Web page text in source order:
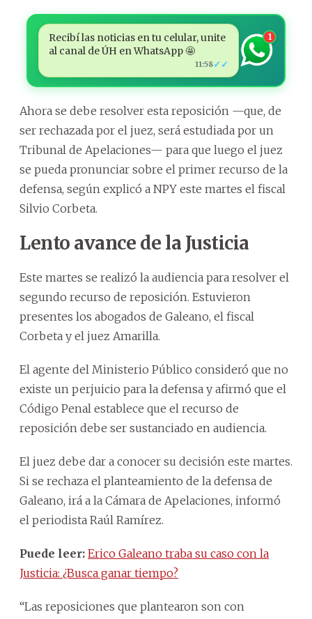
Recibí las noticias en tu celular, unite
al canal de ÚH en WhatsApp 🤩
11:58✓✓
1
Ahora se debe resolver esta reposición —que, de
ser rechazada por el juez, será estudiada por un
Tribunal de Apelaciones— para que luego el juez
se pueda pronunciar sobre el primer recurso de la
defensa, según explicó a NPY este martes el fiscal
Silvio Corbeta.
Lento avance de la Justicia
Este martes se realizó la audiencia para resolver el
segundo recurso de reposición. Estuvieron
presentes los abogados de Galeano, el fiscal
Corbeta y el juez Amarilla.
El agente del Ministerio Público consideró que no
existe un perjuicio para la defensa y afirmó que el
Código Penal establece que el recurso de
reposición debe ser sustanciado en audiencia.
El juez debe dar a conocer su decisión este martes.
Si se rechaza el planteamiento de la defensa de
Galeano, irá a la Cámara de Apelaciones, informó
el periodista Raúl Ramírez.
Puede leer: Erico Galeano traba su caso con la
Justicia: ¿Busca ganar tiempo?
“Las reposiciones que plantearon son con